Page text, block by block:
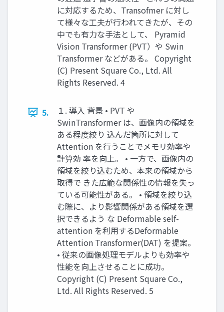
に対応するため、Transofmer に対し
て様々な工夫が行われてきたが、その
中でも有力な手法として、 Pyramid
Vision Transformer (PVT）や Swin
Transformer などがある。 Copyright
(C) Present Square Co., Ltd. All
Rights Reserved. 4
5.
１. 導入 背景 • PVT や
SwinTransformer は、画像内の領域を
ある程度絞り 込んだ箇所に対して
Attention を行うことでメモリ効率や
計算効 率を向上。 • 一方で、画像内の
領域を絞り込むため、本来の領域から
取得で きた広範な関係性の情報を失っ
ている可能性がある。 • 領域を絞り込
む際に、より影響関係がある領域を選
択できるよう な Deformable self-
attention を利用するDeformable
Attention Transformer(DAT) を提案。
• 従来の画像処理モデルよりも効率や
性能を向上させることに成功。
Copyright (C) Present Square Co.,
Ltd. All Rights Reserved. 5